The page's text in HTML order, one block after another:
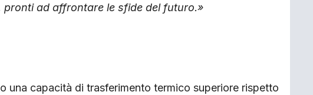
pronti ad affrontare le sfide del futuro.»
una capacità di trasferimento termico superiore rispetto